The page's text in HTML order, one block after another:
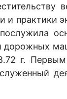
и практики
и дорожных
г.